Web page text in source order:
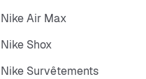
Nike Air Max
Nike Shox
Nike Survêtements